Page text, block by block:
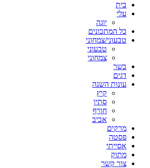
בית
עלי
יוגה
כל המתכונים
טבעוני/צמחוני
טבעוני
צמחוני
בשר
דגים
עונות השנה
קיץ
סתיו
חורף
אביב
מרקים
פסטה
אסייתי
מתוק
צור קשר